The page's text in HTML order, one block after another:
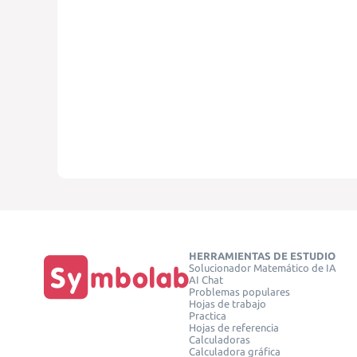
HERRAMIENTAS DE ESTUDIO
Solucionador Matemático de IA
AI Chat
Problemas populares
Hojas de trabajo
Practica
Hojas de referencia
Calculadoras
Calculadora gráfica